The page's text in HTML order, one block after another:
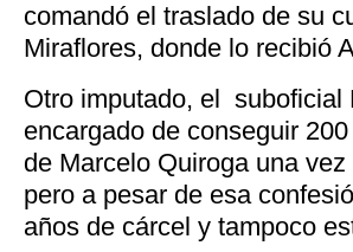
comandó el traslado de su
Miraflores, donde lo recibió
Otro imputado, el suboficial
encargado de conseguir
de Marcelo Quiroga una
pero a pesar de esa
años de cárcel y tampoco